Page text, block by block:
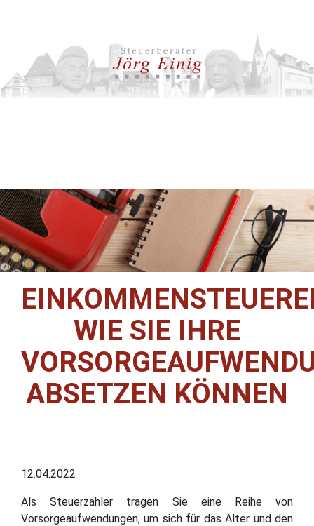
WIE SIE IHRE
ABSETZEN KÖNNEN
12.04.2022
Als Steuerzahler tragen Sie eine Reihe von
Vorsorgeaufwendungen, um sich für das Alter und den